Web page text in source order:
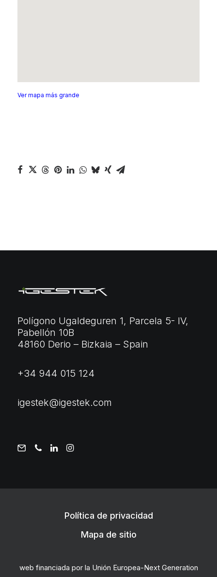
Ver mapa más grande
Polígono Ugaldeguren 1, Parcela 5- IV,
Pabellón 10B
48160 Derio – Bizkaia – Spain
+34 944 015 124
igestek@igestek.com
Política de privacidad
Mapa de sitio
web financiada por la Unión Europea-Next Generation